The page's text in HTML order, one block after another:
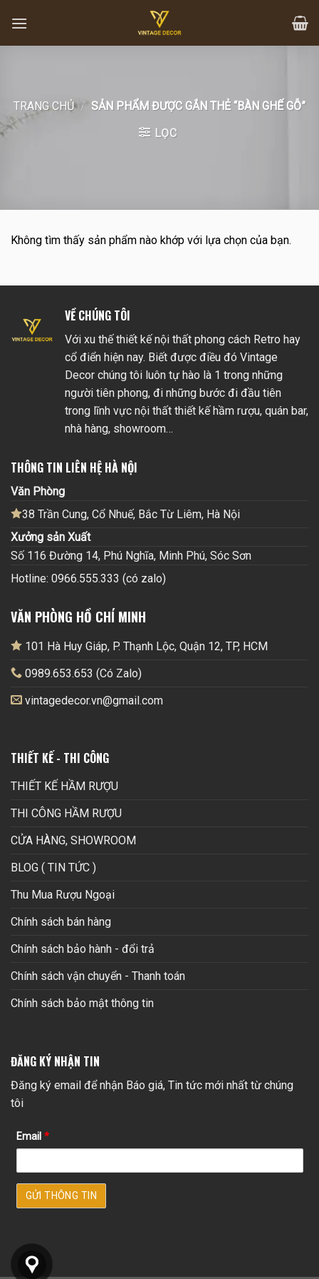
content
TRANG CHỦ / SẢN PHẨM ĐƯỢC GẮN THẺ “BÀN GHẾ GỖ”
LỌC
Không tìm thấy sản phẩm nào khớp với lựa chọn của bạn.
VỀ CHÚNG TÔI
Với xu thế thiết kế nội thất phong cách Retro hay
cổ điển hiện nay. Biết được điều đó Vintage
Decor chúng tôi luôn tự hào là 1 trong những
người tiên phong, đi những bước đi đầu tiên
trong lĩnh vực nội thất thiết kế hầm rượu, quán bar,
nhà hàng, showroom…
THÔNG TIN LIÊN HỆ HÀ NỘI
Văn Phòng
38 Trần Cung, Cổ Nhuế, Bắc Từ Liêm, Hà Nội
Xưởng sản Xuất
Số 116 Đường 14, Phú Nghĩa, Minh Phú, Sóc Sơn
Hotline: 0966.555.333 (có zalo)
VĂN PHÒNG HỒ CHÍ MINH
101 Hà Huy Giáp, P. Thạnh Lộc, Quận 12, TP, HCM
0989.653.653 (Có Zalo)
vintagedecor.vn@gmail.com
THIẾT KẾ - THI CÔNG
THIẾT KẾ HẦM RƯỢU
THI CÔNG HẦM RƯỢU
CỬA HÀNG, SHOWROOM
BLOG ( TIN TỨC )
Thu Mua Rượu Ngoại
Chính sách bán hàng
Chính sách bảo hành - đổi trả
Chính sách vận chuyển - Thanh toán
Chính sách bảo mật thông tin
ĐĂNG KÝ NHẬN TIN
Đăng ký email để nhận Báo giá, Tin tức mới nhất từ chúng
tôi
Email *